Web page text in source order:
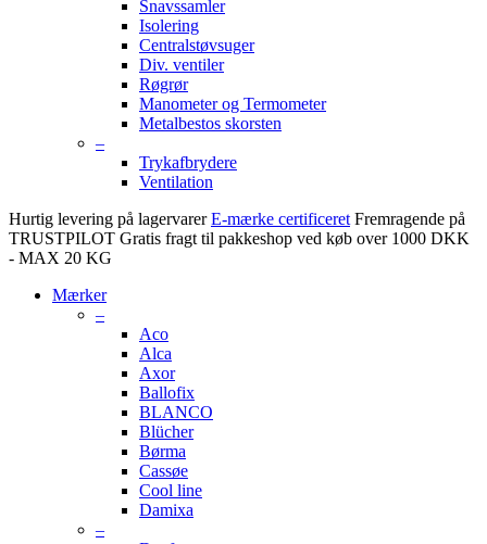
Snavssamler
Isolering
Centralstøvsuger
Div. ventiler
Røgrør
Manometer og Termometer
Metalbestos skorsten
–
Trykafbrydere
Ventilation
Hurtig levering på lagervarer E-mærke certificeret Fremragende på
TRUSTPILOT Gratis fragt til pakkeshop ved køb over 1000 DKK
- MAX 20 KG
Mærker
–
Aco
Alca
Axor
Ballofix
BLANCO
Blücher
Børma
Cassøe
Cool line
Damixa
–